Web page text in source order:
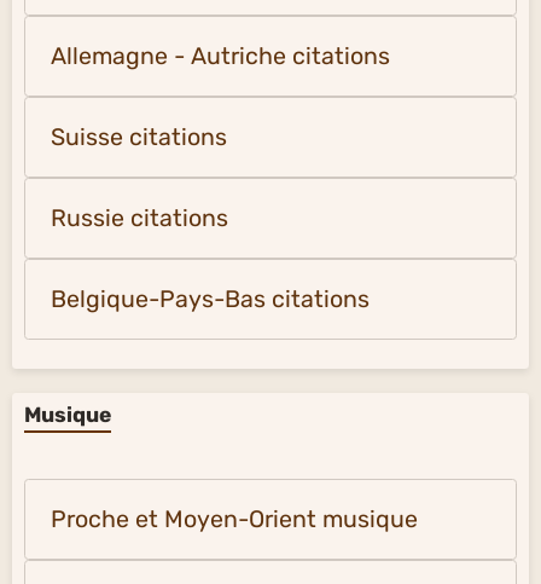
Allemagne - Autriche citations
Suisse citations
Russie citations
Belgique-Pays-Bas citations
Musique
Proche et Moyen-Orient musique